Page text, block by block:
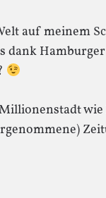
auf meinem
dank